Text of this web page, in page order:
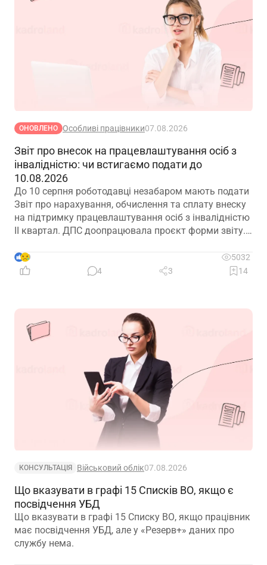
ОНОВЛЕНО Особливі працівники07.08.2026
Звіт про внесок на працевлаштування осіб з
інвалідністю: чи встигаємо подати до
10.08.2026
До 10 серпня роботодавці незабаром мають подати
Звіт про нарахування, обчислення та сплату внеску
на підтримку працевлаштування осіб з інвалідністю
ІІ квартал. ДПС доопрацювала проєкт форми звіту.
далі
9
5032
4
3 14
КОНСУЛЬТАЦІЯ Військовий облік07.08.2026
Що вказувати в графі 15 Списків ВО, якщо є
посвідчення УБД
Що вказувати в графі 15 Списку ВО, якщо працівник
має посвідчення УБД, але у «Резерв+» даних про
службу нема.